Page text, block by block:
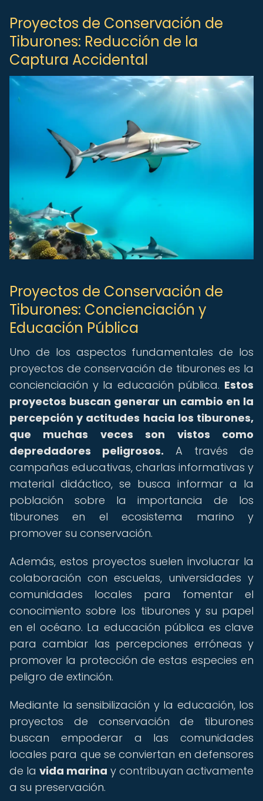
Proyectos de Conservación de
Tiburones: Reducción de la
Captura Accidental
Proyectos de Conservación de
Tiburones: Concienciación y
Educación Pública
Uno de los aspectos fundamentales de los
proyectos de conservación de tiburones es la
concienciación y la educación pública. Estos
proyectos buscan generar un cambio en la
percepción y actitudes hacia los tiburones,
que muchas veces son vistos como
depredadores peligrosos. A través de
campañas educativas, charlas informativas y
material didáctico, se busca informar a la
población sobre la importancia de los
tiburones en el ecosistema marino y
promover su conservación.
Además, estos proyectos suelen involucrar la
colaboración con escuelas, universidades y
comunidades locales para fomentar el
conocimiento sobre los tiburones y su papel
en el océano. La educación pública es clave
para cambiar las percepciones erróneas y
promover la protección de estas especies en
peligro de extinción.
Mediante la sensibilización y la educación, los
proyectos de conservación de tiburones
buscan empoderar a las comunidades
locales para que se conviertan en defensores
de la vida marina y contribuyan activamente
a su preservación.